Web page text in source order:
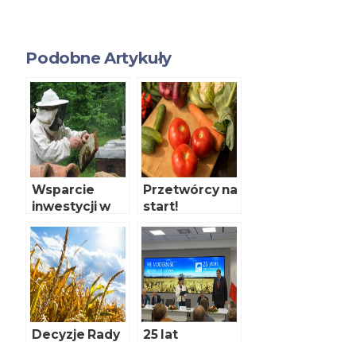
Podobne Artykuły
Wsparcie
inwestycji w
przetwórstwi
e – nabór
wniosków
Przetwórcy na
start!
Decyzje Rady 25 lat